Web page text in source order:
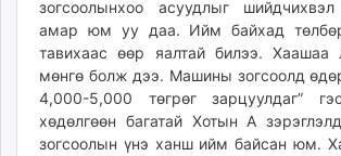
зогсоолынхоо асуудлыг
амар юм уу даа. Ийм байхад
тавихаас өөр яалтай билээ. Хаашаа
мөнгө болж дээ. Машины зогсоолд
4,000-5,000 төгрөг зарцуулдаг”
хөдөлгөөн багатай Хотын A
зогсоолын үнэ ханш ийм байсан юм.